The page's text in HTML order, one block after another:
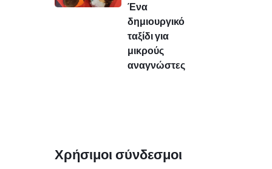
Ένα
δημιουργικό
ταξίδι για
μικρούς
αναγνώστες
Χρήσιμοι σύνδεσμοι